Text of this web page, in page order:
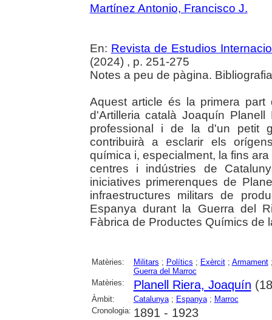
Martínez Antonio, Francisco J.
En: Revista de Estudios
(2024) , p. 251-275
Notes a peu de pàgina.
Aquest article és la primera
d'Artilleria català Joaquín
professional i de la d'un petit
contribuirà a esclarir els
química i, especialment, la fins
centres i indústries de
iniciatives primerenques de
infraestructures militars de
Espanya durant la Guerra del
Fàbrica de Productes Químics de
Matèries: Militars ; Polítics ; Exèrcit; Armament
Guerra del Marroc
Matèries:
Planell Riera, Joaquín
Àmbit: Catalunya; Espanya; Marroc
Cronologia: 1891 - 1923